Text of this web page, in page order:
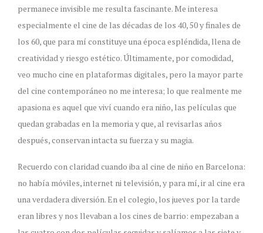
permanece invisible me resulta fascinante. Me interesa
especialmente el cine de las décadas de los 40, 50 y finales de
los 60, que para mí constituye una época espléndida, llena de
creatividad y riesgo estético. Últimamente, por comodidad,
veo mucho cine en plataformas digitales, pero la mayor parte
del cine contemporáneo no me interesa; lo que realmente me
apasiona es aquel que viví cuando era niño, las películas que
quedan grabadas en la memoria y que, al revisarlas años
después, conservan intacta su fuerza y su magia.
Recuerdo con claridad cuando iba al cine de niño en Barcelona:
no había móviles, internet ni televisión, y para mí, ir al cine era
una verdadera diversión. En el colegio, los jueves por la tarde
eran libres y nos llevaban a los cines de barrio: empezaban a